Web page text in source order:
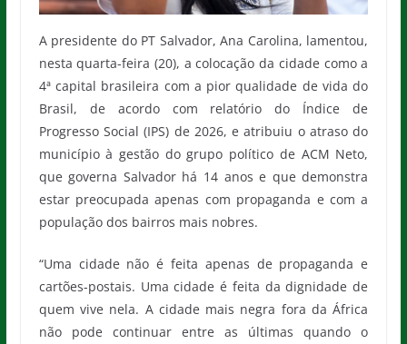
A presidente do PT Salvador, Ana Carolina, lamentou,
nesta quarta-feira (20), a colocação da cidade como a
4ª capital brasileira com a pior qualidade de vida do
Brasil, de acordo com relatório do Índice de
Progresso Social (IPS) de 2026, e atribuiu o atraso do
município à gestão do grupo político de ACM Neto,
que governa Salvador há 14 anos e que demonstra
estar preocupada apenas com propaganda e com a
população dos bairros mais nobres.
“Uma cidade não é feita apenas de propaganda e
cartões-postais. Uma cidade é feita da dignidade de
quem vive nela. A cidade mais negra fora da África
não pode continuar entre as últimas quando o